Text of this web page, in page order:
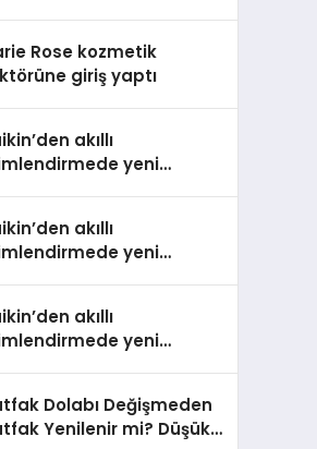
Rose kozmetik
giriş yaptı
akıllı
yeni
akıllı
yeni
tasarımıyla öne çıkan
ailesinin yeni nesil
donatılmış son
VRV kontrol ünitesi
Plus Türkiye’de
akıllı
yeni
tasarımıyla öne çıkan
ailesinin yeni nesil
Dolabı Değişmeden
Yenilenir mi? Düşük